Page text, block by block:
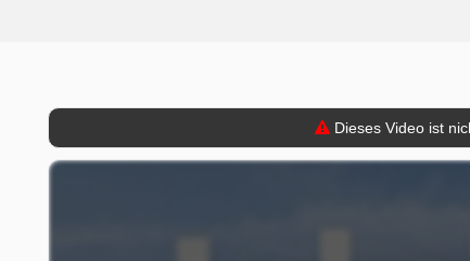
Dieses Video ist